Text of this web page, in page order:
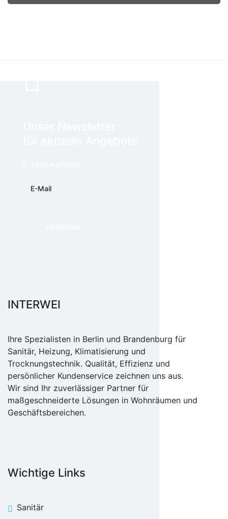
INTERWEI
Ihre Spezialisten in Berlin und Brandenburg für
Sanitär, Heizung, Klimatisierung und
Trocknungstechnik. Qualität, Effizienz und
persönlicher Kundenservice zeichnen uns aus.
Wir sind Ihr zuverlässiger Partner für
maßgeschneiderte Lösungen in Wohnräumen und
Geschäftsbereichen.
Wichtige Links
Sanitär